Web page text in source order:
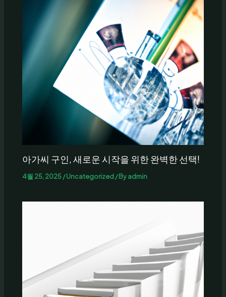
아가씨 구인, 새로운 시작을 위한 완벽한 선택!
4월 25, 2025/Uncategorized/ Byadmin